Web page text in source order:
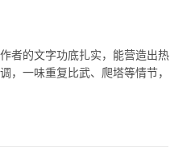
者的文字功底扎实，能营造出热
，一味重复比武、爬塔等情节，